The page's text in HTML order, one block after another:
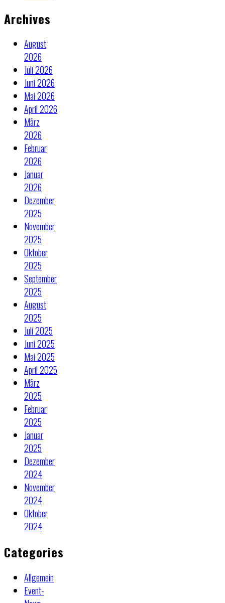
Archives
August
2026
Juli 2026
Juni 2026
Mai 2026
April 2026
März
2026
Februar
2026
Januar
2026
Dezember
2025
November
2025
Oktober
2025
September
2025
August
2025
Juli 2025
Juni 2025
Mai 2025
April 2025
März
2025
Februar
2025
Januar
2025
Dezember
2024
November
2024
Oktober
2024
Categories
Allgemein
Event-